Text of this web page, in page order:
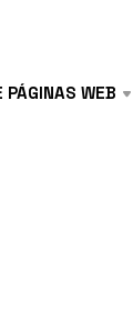
PÁGINAS WEB